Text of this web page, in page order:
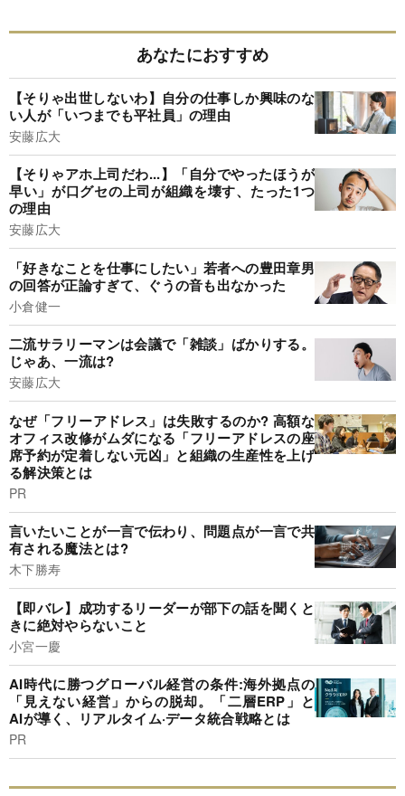
あなたにおすすめ
【そりゃ出世しないわ】自分の仕事しか興味のな
い人が「いつまでも平社員」の理由
安藤広大
【そりゃアホ上司だわ...】「自分でやったほうが
早い」が口グセの上司が組織を壊す、たった1つ
の理由
安藤広大
「好きなことを仕事にしたい」若者への豊田章男
の回答が正論すぎて、ぐうの音も出なかった
小倉健一
二流サラリーマンは会議で「雑談」ばかりする。
じゃあ、一流は?
安藤広大
なぜ「フリーアドレス」は失敗するのか? 高額な
オフィス改修がムダになる「フリーアドレスの座
席予約が定着しない元凶」と組織の生産性を上げ
る解決策とは
PR
言いたいことが一言で伝わり、問題点が一言で共
有される魔法とは?
木下勝寿
【即バレ】成功するリーダーが部下の話を聞くと
きに絶対やらないこと
小宮一慶
AI時代に勝つグローバル経営の条件:海外拠点の
「見えない経営」からの脱却。「二層ERP」と
AIが導く、リアルタイム·データ統合戦略とは
PR